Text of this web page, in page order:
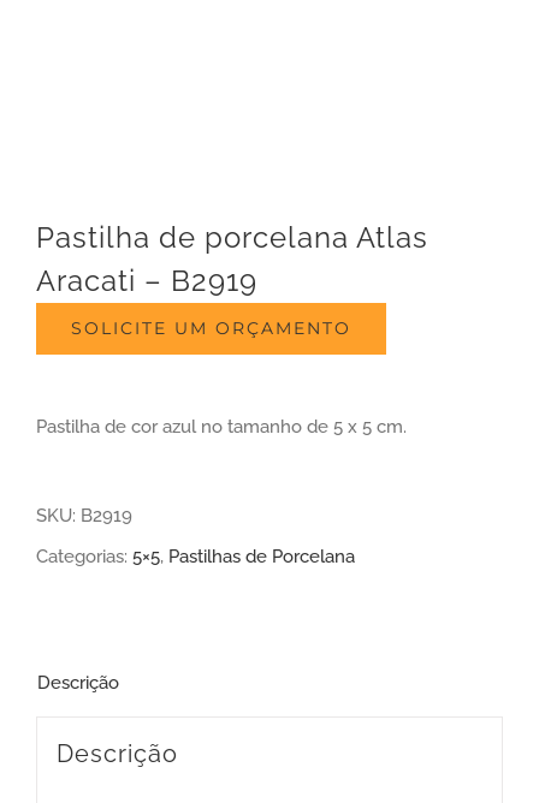
Pastilha de porcelana Atlas
Aracati – B2919
SOLICITE UM ORÇAMENTO
Pastilha de cor azul no tamanho de 5 x 5 cm.
SKU: B2919
Categorias: 5×5, Pastilhas de Porcelana
Descrição
Descrição